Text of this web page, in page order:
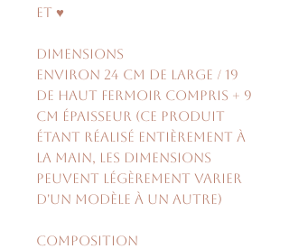
et ♥
Dimensions
environ 24 cm de large / 19
de haut fermoir compris + 9
cm épaisseur (ce produit
étant réalisé entièrement à
la main, les dimensions
peuvent légèrement varier
d'un modèle à un autre)
Composition